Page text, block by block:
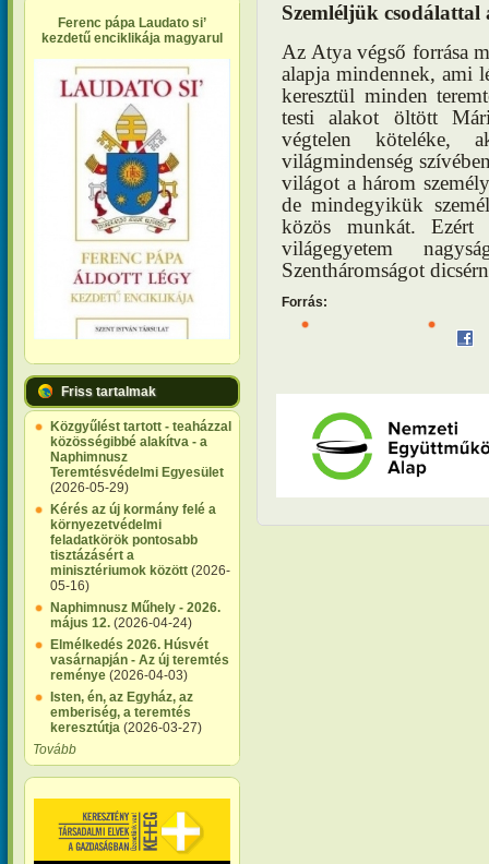
Ferenc pápa Laudato si’
kezdetű enciklikája magyarul
Friss tartalmak
Közgyűlést tartott - teaházzal
közösségibbé alakítva - a
Naphimnusz
Teremtésvédelmi Egyesület
(2026-05-29)
Kérés az új kormány felé a
környezetvédelmi
feladatkörök pontosabb
tisztázásért a
minisztériumok között (2026-
05-16)
Naphimnusz Műhely - 2026.
május 12. (2026-04-24)
Elmélkedés 2026. Húsvét
vasárnapján - Az új teremtés
reménye (2026-04-03)
Isten, én, az Egyház, az
emberiség, a teremtés
keresztútja (2026-03-27)
Tovább
Szemléljük
Az Atya végső forrása
alapja mindennek, ami
keresztül minden
testi alakot öltött
végtelen köteléke,
világmindenség
világot a három
de mindegyikük
közös munkát. Ezért
világegyetem
Szentháromságot
Forrás: